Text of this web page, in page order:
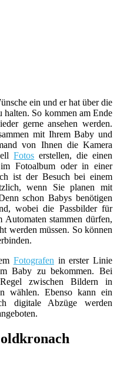
ein und er hat über die
halten. So kommen am Ende
gerne ansehen werden.
mit Ihrem Baby und
von Ihnen die Kamera
Fotos erstellen, die einen
Fotoalbum oder in einer
ist der Besuch bei einem
wenn Sie planen mit
schon Babys benötigen
wobei die Passbilder für
stammen dürfen,
werden müssen. So können
Fotografen in erster Linie
Baby zu bekommen. Bei
zwischen Bildern in
wählen. Ebenso kann ein
digitale Abzüge werden